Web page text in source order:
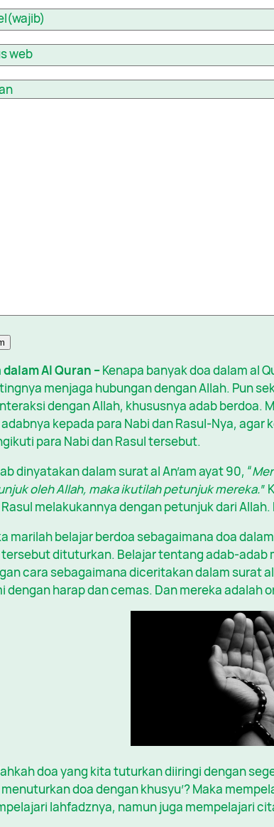
(wajib)
web
dalam Al Quran –Kenapa banyak doa dalam al
menjaga hubungan dengan Allah. Pun
dengan Allah, khususnya adab berdoa.
kepada para Nabi dan Rasul-Nya,
para Nabi dan Rasul tersebut.
dinyatakan dalam surat al An’am ayat 90, “
oleh Allah, maka ikutilah petunjuk mereka.”
melakukannya dengan petunjuk dari
marilah belajar berdoa sebagaimana doa
dituturkan. Belajar tentang adab-adab
cara sebagaimana diceritakan dalam surat
dengan harap dan cemas. Dan mereka adalah
doa yang kita tuturkan diiringi dengan
doa dengan khusyu’? Maka
lahfadznya, namun juga mempelajari